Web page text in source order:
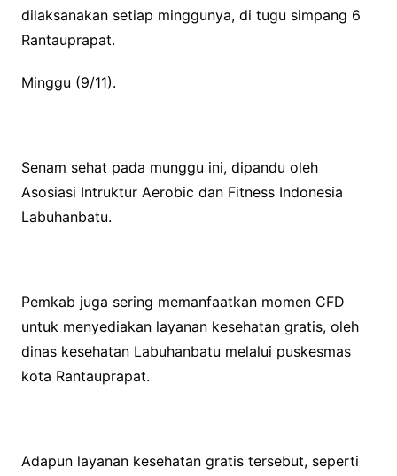
dilaksanakan setiap minggunya, di tugu simpang 6
Rantauprapat.
Minggu (9/11).
Senam sehat pada munggu ini, dipandu oleh
Asosiasi Intruktur Aerobic dan Fitness Indonesia
Labuhanbatu.
Pemkab juga sering memanfaatkan momen CFD
untuk menyediakan layanan kesehatan gratis, oleh
dinas kesehatan Labuhanbatu melalui puskesmas
kota Rantauprapat.
Adapun layanan kesehatan gratis tersebut, seperti